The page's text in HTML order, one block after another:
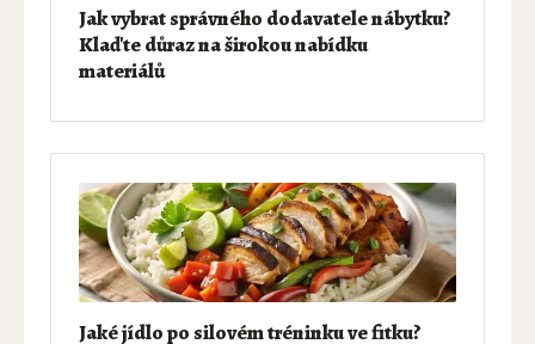
Jak vybrat správného dodavatele nábytku?
Klaďte důraz na širokou nabídku
materiálů
Jaké jídlo po silovém tréninku ve fitku?